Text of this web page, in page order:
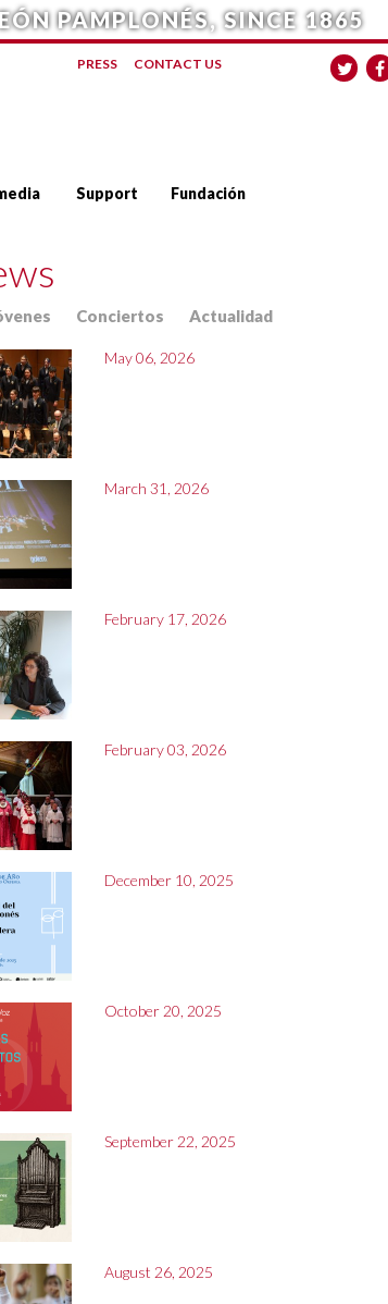
PAMPLONÉS, SINCE 1865
PRESS CONTACT US
Support Fundación
Conciertos Actualidad
May 06, 2026
March 31, 2026
February 17, 2026
February 03, 2026
December 10, 2025
October 20, 2025
September 22, 2025
August 26, 2025